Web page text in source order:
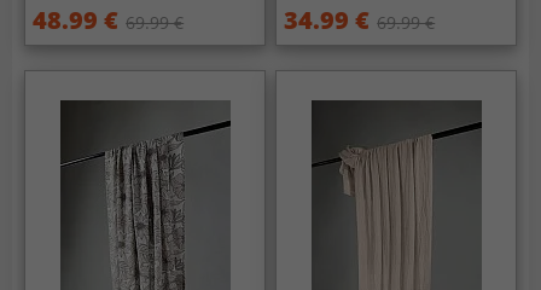
48.99 € 69.99 € 34.99 € 69.99 €